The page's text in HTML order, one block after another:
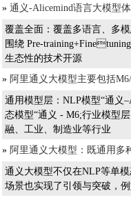
» 通义-Alicemind语言大模型
覆盖全面：覆盖多语言、多
围绕 Pre-
生态性的技术开源
» 阿里通义大模型主要包括
通用模型层：NLP模型“通义
态模型“通义 - M6;行业模型
融、工业、制造业等行业
» 阿里通义大模型：既通用多
通义大模型不仅在NLP等单
场景也实现了引领与突破，